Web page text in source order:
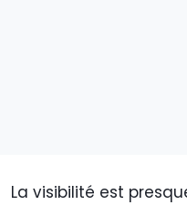
La visibilité est